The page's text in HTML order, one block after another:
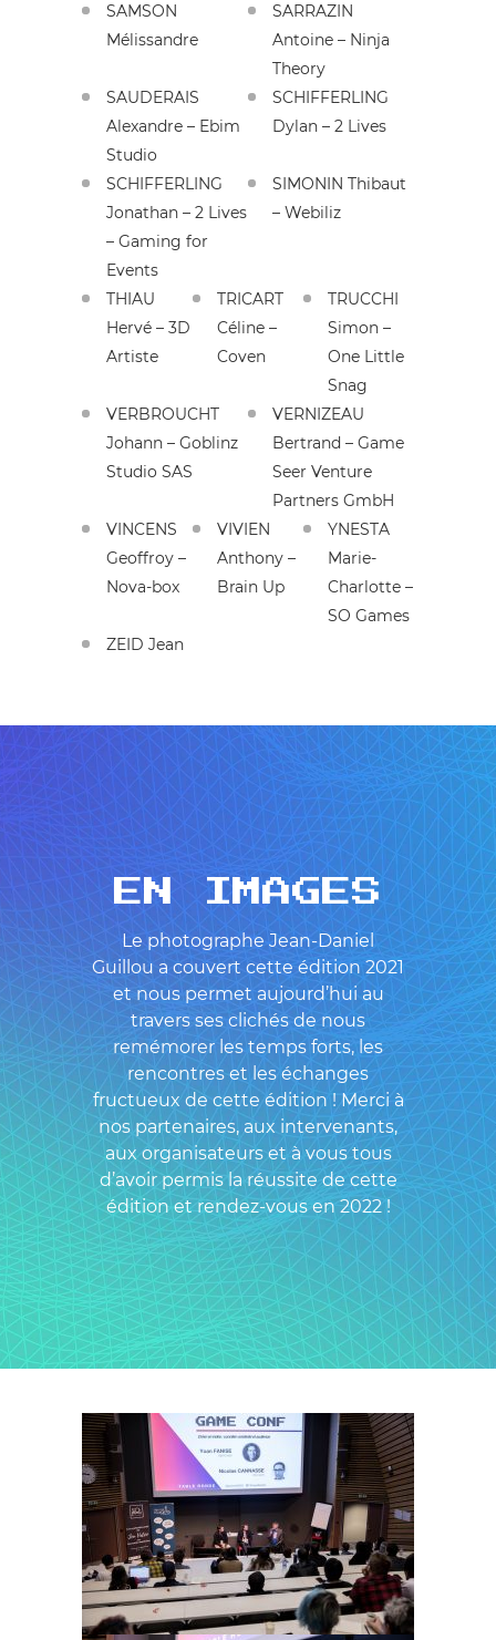
SAMSON
Mélissandre
SARRAZIN
Antoine – Ninja
Theory
SAUDERAIS
Alexandre – Ebim
Studio
SCHIFFERLING
Dylan – 2 Lives
SCHIFFERLING
Jonathan – 2 Lives
– Gaming for
Events
SIMONIN Thibaut
– Webiliz
THIAU
Hervé – 3D
Artiste
TRICART
Céline –
Coven
TRUCCHI
Simon –
One Little
Snag
VERBROUCHT
Johann – Goblinz
Studio SAS
VERNIZEAU
Bertrand – Game
Seer Venture
Partners GmbH
VINCENS
Geoffroy –
Nova-box
VIVIEN
Anthony –
Brain Up
YNESTA
Marie-
Charlotte –
SO Games
ZEID Jean
EN IMAGES
Le photographe Jean-Daniel
Guillou a couvert cette édition 2021
et nous permet aujourd’hui au
travers ses clichés de nous
remémorer les temps forts, les
rencontres et les échanges
fructueux de cette édition ! Merci à
nos partenaires, aux intervenants,
aux organisateurs et à vous tous
d’avoir permis la réussite de cette
édition et rendez-vous en 2022 !